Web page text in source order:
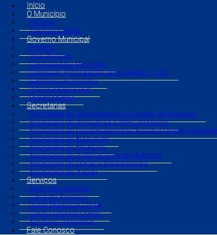
Início
O Município
História
Telefones Úteis
Governo Municipal
Prefeito
Vice Prefeito
Controladoria Municipal
Comissão Permanente de Licitação – CPL
Gabinete do Prefeito
Procuradoria Geral
Organograma
Secretarias
Secretaria de Administração e Gestão de Pessoas
Secretaria de Agricultura e Meio Ambiente
Secretaria de Desenvolvimento Social e Direitos
Secretaria de Educação
Secretaria de Finanças
Secretaria de Políticas para as Mulheres
Secretaria de Obras e Infraestrutura
Secretaria de Saúde
Serviços
Aviso de Licitação
Carta de Serviços
Diário Municipal Oficial
Contra Cheque Online
Serviços Tributários
Fale Conosco